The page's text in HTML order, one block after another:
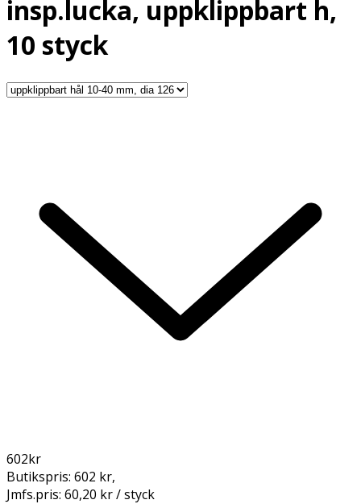
insp.lucka, uppklippbart h,
10 styck
602kr
Butikspris: 602 kr,
Jmfs.pris: 60,20 kr / styck